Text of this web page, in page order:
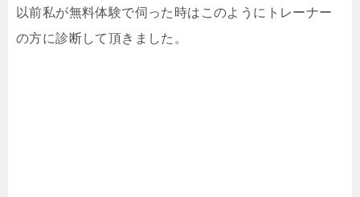
以前私が無料体験で伺った時はこのようにトレーナー
の方に診断して頂きました。